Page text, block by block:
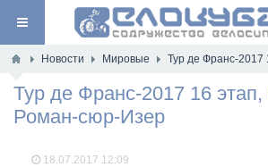
Новости Мировые Тур де Франс-2017
Тур де Франс-2017 16
Роман-сюр-Изер
18.07.2017 12:09